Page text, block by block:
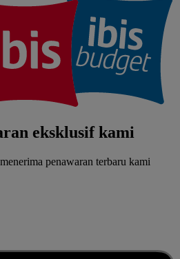
eksklusif kami
penawaran terbaru kami